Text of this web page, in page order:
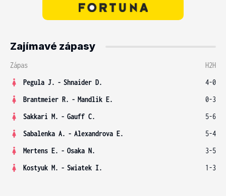
Zajímavé zápasy
Zápas
H2H
Pegula J. - Shnaider D.
4-0
Brantmeier R. - Mandlik E.
0-3
Sakkari M. - Gauff C.
5-6
Sabalenka A. - Alexandrova E.
5-4
Mertens E. - Osaka N.
3-5
Kostyuk M. - Swiatek I. 1-3